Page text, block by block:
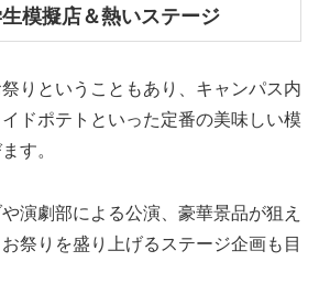
模擬店＆熱いステージ
りということもあり、キャンパス内
ドポテトといった定番の美味しい模
す。
演劇部による公演、豪華景品が狙え
祭りを盛り上げるステージ企画も目